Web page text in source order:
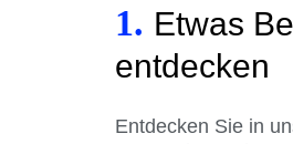
1. Etwas
entdecken
Entdecken Sie in